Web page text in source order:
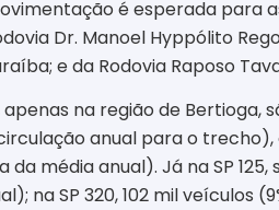
é esperada para
Dr. Manoel Hyppólito
e da Rodovia Raposo
apenas na região de Bertioga,
anual para o
da média anual). Já na SP
na SP 320, 102 mil veículos